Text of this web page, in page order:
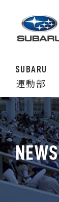
SUBARU
運動部
NEWS